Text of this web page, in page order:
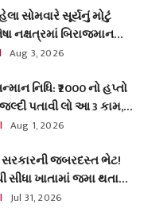
સોમવારે સૂર્યનું મોટું
નક્ષત્રમાં બિરાજમાન
રાશિઓને આપશે લાભ?
Aug 3, 2026
નિધિ: ₹2000 નો હપ્તો
પતાવી લો આ 3 કામ,
પૈસા
Aug 1, 2026
સરકારની જબરદસ્ત ભેટ!
સીધા ખાતામાં જમા થતા
હપ્તા
Jul 31, 2026